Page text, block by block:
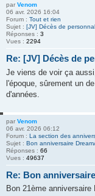
par Venom
06 avr. 2026 16:04
Forum : Tout et rien
Sujet : [JV] Décès de
Réponses : 3
Vues : 2294
Re: [JV] Décès de
Je viens de voir ça
l'époque, sûrement un
d'années.
par Venom
06 avr. 2026 06:12
Forum : La section des
Sujet : Bon anniversaire
Réponses : 66
Vues : 49637
Re: Bon
Bon 21ème anniversaire